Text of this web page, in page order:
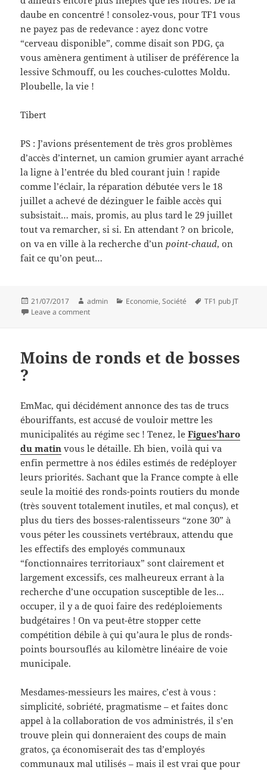
daube en concentré ! consolez-vous, pour TF1 vous
ne payez pas de redevance : ayez donc votre
“cerveau disponible”, comme disait son PDG, ça
vous amènera gentiment à utiliser de préférence la
lessive Schmouff, ou les couches-culottes Moldu.
Ploubelle, la vie !
Tibert
PS : J’avions présentement de très gros problèmes
d’accès d’internet, un camion grumier ayant arraché
la ligne à l’entrée du bled courant juin ! rapide
comme l’éclair, la réparation débutée vers le 18
juillet a achevé de dézinguer le faible accès qui
subsistait… mais, promis, au plus tard le 29 juillet
tout va remarcher, si si. En attendant ? on bricole,
on va en ville à la recherche d’unpoint-chaud, on
fait ce qu’on peut…
Posted
on
21/07/2017 Author
admin Categories
Economie,Société Tags
TF1 pub JT
Leave a commenton On en rajoute une couche
Moins de ronds et de bosses
?
EmMac, qui décidément annonce des tas de trucs
ébouriffants, est accusé de vouloir mettre les
municipalités au régime sec ! Tenez, leFigues’haro
du matin vous le détaille. Eh bien, voilà qui va
enfin permettre à nos édiles estimés de redéployer
leurs priorités. Sachant que la France compte à elle
seule la moitié des ronds-points routiers du monde
(très souvent totalement inutiles, et mal conçus), et
plus du tiers des bosses-ralentisseurs “zone 30” à
vous péter les coussinets vertébraux, attendu que
les effectifs des employés communaux
“fonctionnaires territoriaux” sont clairement et
largement excessifs, ces malheureux errant à la
recherche d’une occupation susceptible de les…
occuper, il y a de quoi faire des redéploiements
budgétaires ! On va peut-être stopper cette
compétition débile à çui qu’aura le plus de ronds-
points boursouflés au kilomètre linéaire de voie
municipale.
Mesdames-messieurs les maires, c’est à vous :
simplicité, sobriété, pragmatisme – et faites donc
appel à la collaboration de vos administrés, il s’en
trouve plein qui donneraient des coups de main
gratos, ça économiserait des tas d’employés
communaux mal utilisés – mais il est vrai que pour